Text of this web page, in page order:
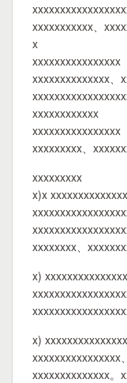
xxxxxxxxxxx、
x
xxxxxxxxxxxxxxxx
xxxxxxxxxxxxxx、
xxxxxxxxxxxx
xxxxxxxxxxxxxxxx
xxxxxxxxx、
xxxxxxxxx
x)x
xxxxxxxx、
x)
x)
xxxxxxxxxxxxxxxx
xxxxxxxxxxxxxx。